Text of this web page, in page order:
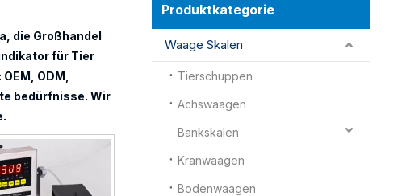
die Großhandel
für Tier
ODM,
bedürfnisse. Wir
Produktkategorie
Waage Skalen
Tierschuppen
Achswaagen
Bankskalen
Kranwaagen
Bodenwaagen